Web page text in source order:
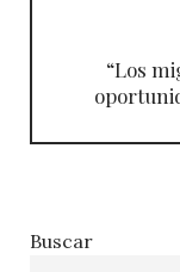
“Los
Buscar